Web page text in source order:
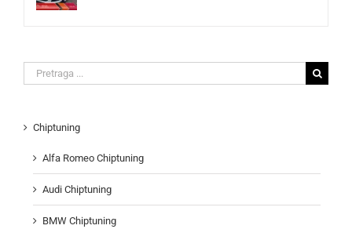
Search
for:
Chiptuning
Alfa Romeo Chiptuning
Audi Chiptuning
BMW Chiptuning